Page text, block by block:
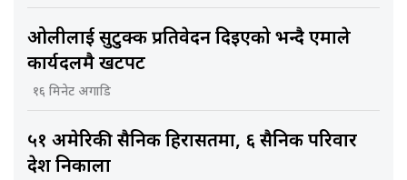
ओलीलाई सुटुक्क प्रतिवेदन दिइएको भन्दै एमाले
कार्यदलमै खटपट
१६ मिनेट अगाडि
५१ अमेरिकी सैनिक हिरासतमा, ६ सैनिक परिवार
देश निकाला